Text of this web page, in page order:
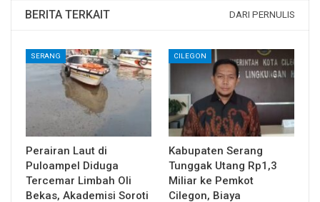
BERITA TERKAIT DARI PERNULIS
SERANG
Perairan Laut di
Puloampel Diduga
Tercemar Limbah Oli
Bekas, Akademisi Soroti
CILEGON
Kabupaten Serang
Tunggak Utang Rp1,3
Miliar ke Pemkot
Cilegon, Biaya